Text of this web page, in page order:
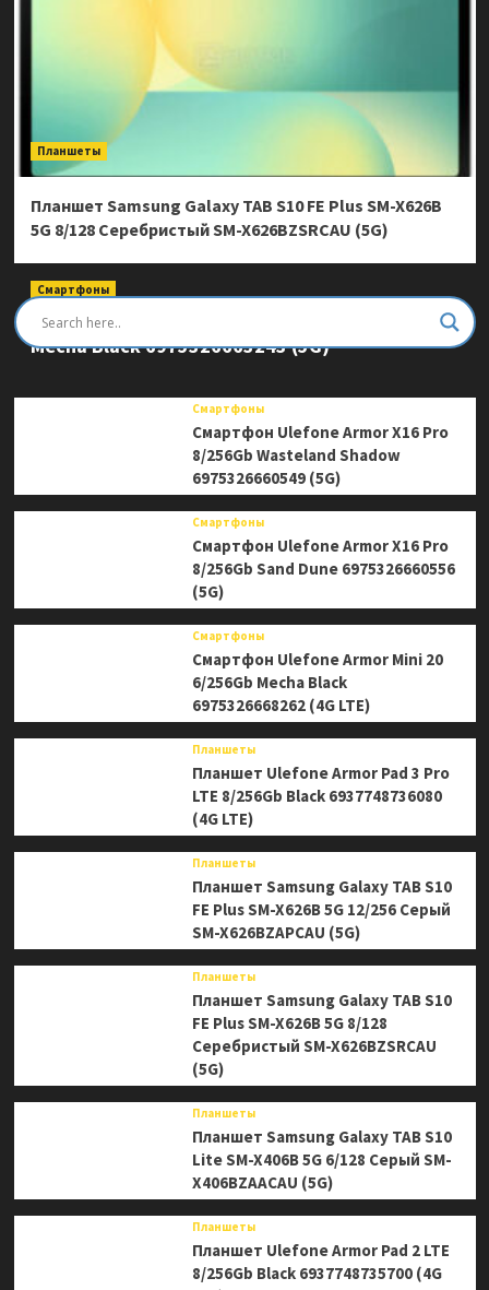
Планшеты
Планшет Samsung Galaxy TAB S10 FE Plus SM-X626B
5G 8/128 Серебристый SM-X626BZSRCAU (5G)
Смартфоны
Смартфон Ulefone Armor Mini 20 Pro 8/256Gb
Mecha Black 6975326663243 (5G)
Смартфоны
Смартфон Ulefone Armor X16 Pro
8/256Gb Wasteland Shadow
6975326660549 (5G)
Смартфоны
Смартфон Ulefone Armor X16 Pro
8/256Gb Sand Dune 6975326660556
(5G)
Смартфоны
Смартфон Ulefone Armor Mini 20
6/256Gb Mecha Black
6975326668262 (4G LTE)
Планшеты
Планшет Ulefone Armor Pad 3 Pro
LTE 8/256Gb Black 6937748736080
(4G LTE)
Планшеты
Планшет Samsung Galaxy TAB S10
FE Plus SM-X626B 5G 12/256 Серый
SM-X626BZAPCAU (5G)
Планшеты
Планшет Samsung Galaxy TAB S10
FE Plus SM-X626B 5G 8/128
Серебристый SM-X626BZSRCAU
(5G)
Планшеты
Планшет Samsung Galaxy TAB S10
Lite SM-X406B 5G 6/128 Серый SM-
X406BZAACAU (5G)
Планшеты
Планшет Ulefone Armor Pad 2 LTE
8/256Gb Black 6937748735700 (4G